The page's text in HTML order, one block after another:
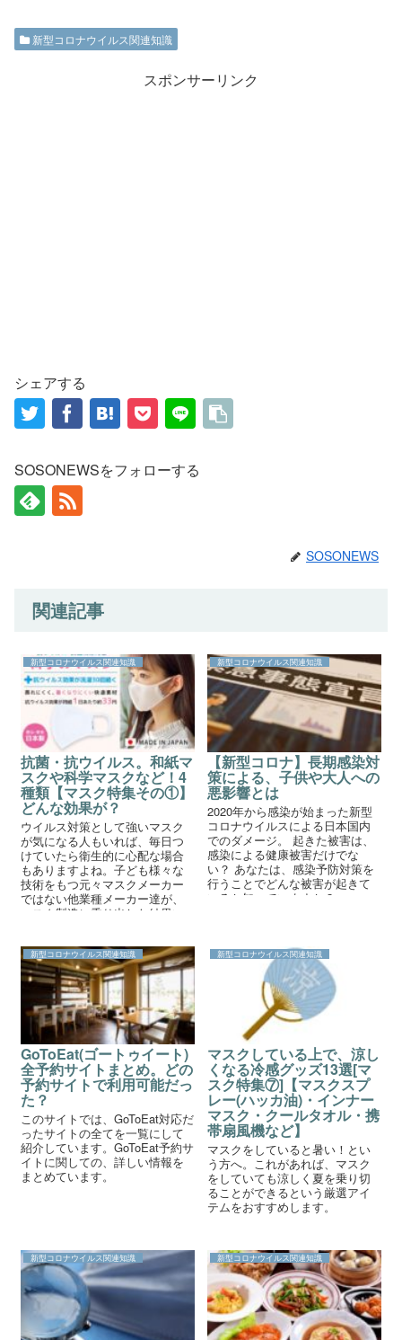
新型コロナウイルス関連知識
スポンサーリンク
シェアする
SOSONEWSをフォローする
SOSONEWS
関連記事
新型コロナウイルス関連知識
抗菌・抗ウイルス。和紙マ
スクや科学マスクなど！4
種類【マスク特集その①】
どんな効果が？
ウイルス対策として強いマスク
が気になる人もいれば、毎日つ
けていたら衛生的に心配な場合
もありますよね。子ども様々な
技術をもつ元々マスクメーカー
ではない他業種メーカー達が、
マスク製造に乗り出した結果い
新型コロナウイルス関連知識
【新型コロナ】長期感染対
策による、子供や大人への
悪影響とは
2020年から感染が始まった新型
コロナウイルスによる日本国内
でのダメージ。 起きた被害は、
感染による健康被害だけでな
い？ あなたは、感染予防対策を
行うことでどんな被害が起きて
いるか知っていますか？
新型コロナウイルス関連知識
GoToEat(ゴートゥイート)
全予約サイトまとめ。どの
予約サイトで利用可能だっ
た？
このサイトでは、GoToEat対応だ
ったサイトの全てを一覧にして
紹介しています。GoToEat予約サ
イトに関しての、詳しい情報を
まとめています。
新型コロナウイルス関連知識
マスクしている上で、涼し
くなる冷感グッズ13選[マ
スク特集⑦]【マスクスプ
レー(ハッカ油)・インナー
マスク・クールタオル・携
帯扇風機など】
マスクをしていると暑い！とい
う方へ。これがあれば、マスク
をしていても涼しく夏を乗り切
ることができるという厳選アイ
テムをおすすめします。
新型コロナウイルス関連知識 新型コロナウイルス関連知識